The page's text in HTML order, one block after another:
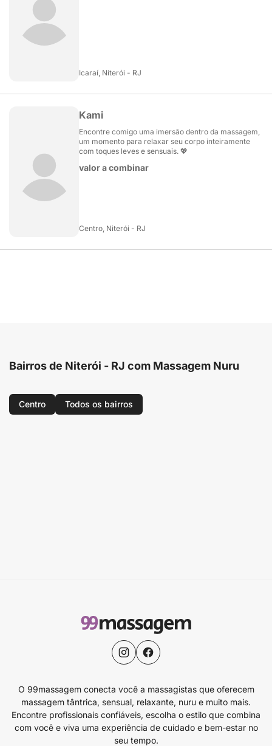
Icaraí, Niterói - RJ
Kami
Encontre comigo uma imersão dentro da massagem,
um momento para relaxar seu corpo inteiramente
com toques leves e sensuais. 💖
valor a combinar
Centro, Niterói - RJ
Bairros de Niterói - RJ com Massagem Nuru
Centro Todos os bairros
O 99massagem conecta você a massagistas que oferecem
massagem tântrica, sensual, relaxante, nuru e muito mais.
Encontre profissionais confiáveis, escolha o estilo que combina
com você e viva uma experiência de cuidado e bem-estar no
seu tempo.